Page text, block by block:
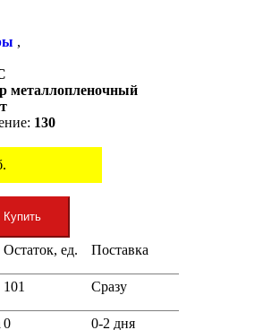
,
металлопленочный
130
Купить
Остаток, ед. Поставка
101 Сразу
0 0-2 дня